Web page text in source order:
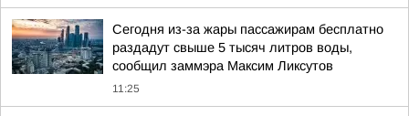
Сегодня из-за жары пассажирам бесплатно
раздадут свыше 5 тысяч литров воды,
сообщил заммэра Максим Ликсутов
11:25